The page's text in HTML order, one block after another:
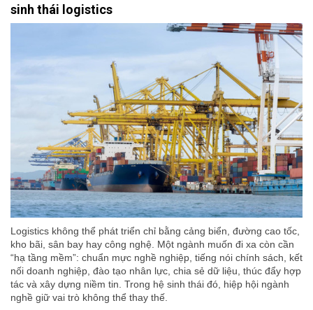
sinh thái logistics
Logistics không thể phát triển chỉ bằng cảng biển, đường cao tốc,
kho bãi, sân bay hay công nghệ. Một ngành muốn đi xa còn cần
“hạ tầng mềm”: chuẩn mực nghề nghiệp, tiếng nói chính sách, kết
nối doanh nghiệp, đào tạo nhân lực, chia sẻ dữ liệu, thúc đẩy hợp
tác và xây dựng niềm tin. Trong hệ sinh thái đó, hiệp hội ngành
nghề giữ vai trò không thể thay thế.